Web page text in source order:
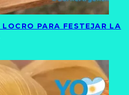
PARA FESTEJAR LA